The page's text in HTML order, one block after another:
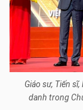
Giáo sư, Tiến
danh trong